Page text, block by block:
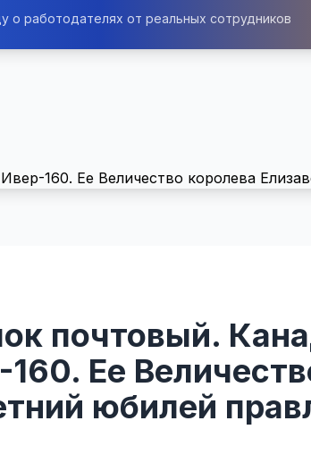
о работодателях от реальных сотрудников
почтовый.
Ее
юбилей